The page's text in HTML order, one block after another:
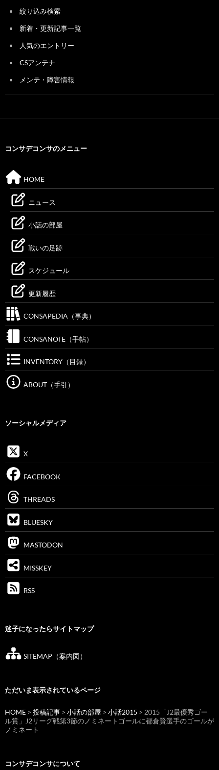
絞り込み検索
新着・更新記事一覧
人気のエントリー
CSアンテナ
メンテ・障害情報
コンサデコンサのメニュー
HOME
ニュース
小話の部屋
戦いの足跡
スケジュール
更新履歴
CONSAPEDIA（事典）
CONSANOTE（手帖）
INVENTORY（目録）
ABOUT（手引）
ソーシャルメディア
X
FACEBOOK
THREADS
BLUESKY
MASTODON
MISSKEY
RSS
迷子になったらサイトマップ
SITEMAP（案内図）
ただいま表示されているページ
HOME > 投稿記事 > 小話の部屋 > 小話2015 > 2015「J2最優秀ゴー
ル賞」J2リーグ戦第3節のノミネートゴールに都倉賢選手のゴールが
ノミネート
コンサデコンサについて